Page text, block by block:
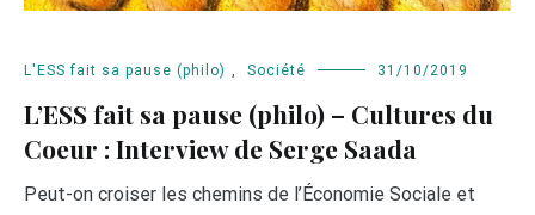
L'ESS fait sa pause (philo) , Société 31/10/2019
L’ESS fait sa pause (philo) – Cultures du
Coeur : Interview de Serge Saada
Peut-on croiser les chemins de l’Économie Sociale et